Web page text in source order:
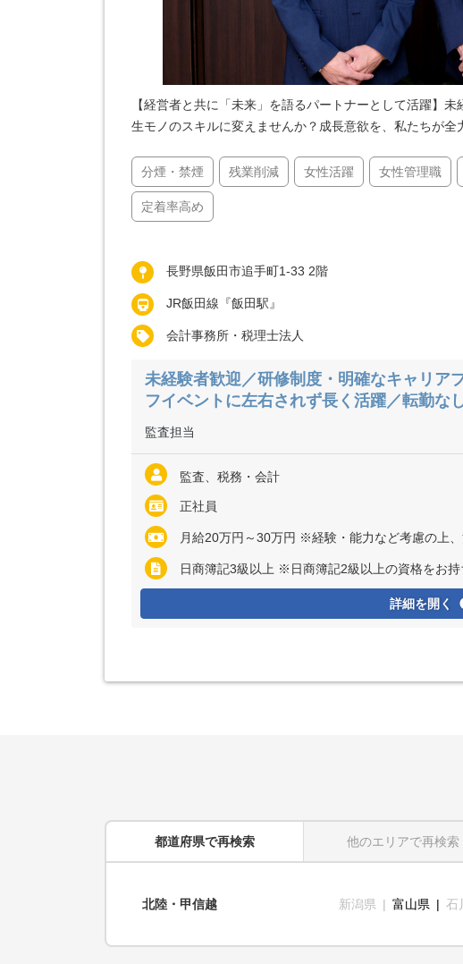
【経営者と共に「未来」を語るパートナーとして活躍】
生モノのスキルに変えませんか？成長意欲を、私たちが全
分煙・禁煙 残業削減 女性活躍 女性管理職
定着率高め
長野県飯田市追手町1-33 2階
JR飯田線『飯田駅』
会計事務所・税理士法人
未経験者歓迎／研修制度・明確なキャリア
フイベントに左右されず長く活躍／転勤な
監査担当
監査、税務・会計
正社員
月給20万円～30万円 ※経験・能力など考慮の上
日商簿記3級以上 ※日商簿記2級以上の資格をお持
詳細を開く
都道府県で再検索 他のエリアで再検索
北陸・甲信越 新潟県 富山県 石